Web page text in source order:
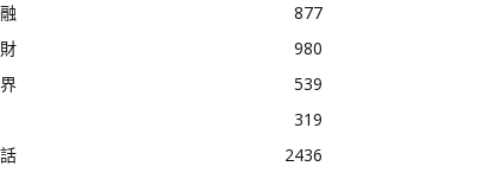
877
980
539
319
2436